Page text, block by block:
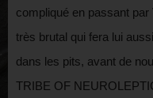
compliqué en passant
très brutal qui fera lui
dans les pits, avant de
TRIBE OF